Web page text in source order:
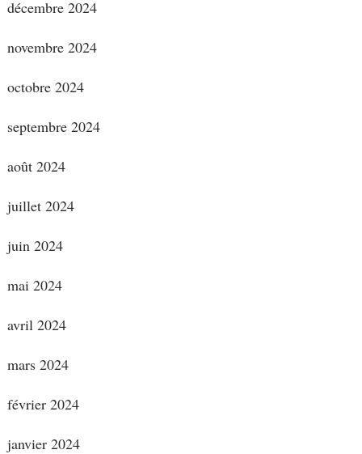
décembre 2024
novembre 2024
octobre 2024
septembre 2024
août 2024
juillet 2024
juin 2024
mai 2024
avril 2024
mars 2024
février 2024
janvier 2024